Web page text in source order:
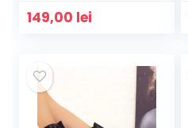
149,00 lei